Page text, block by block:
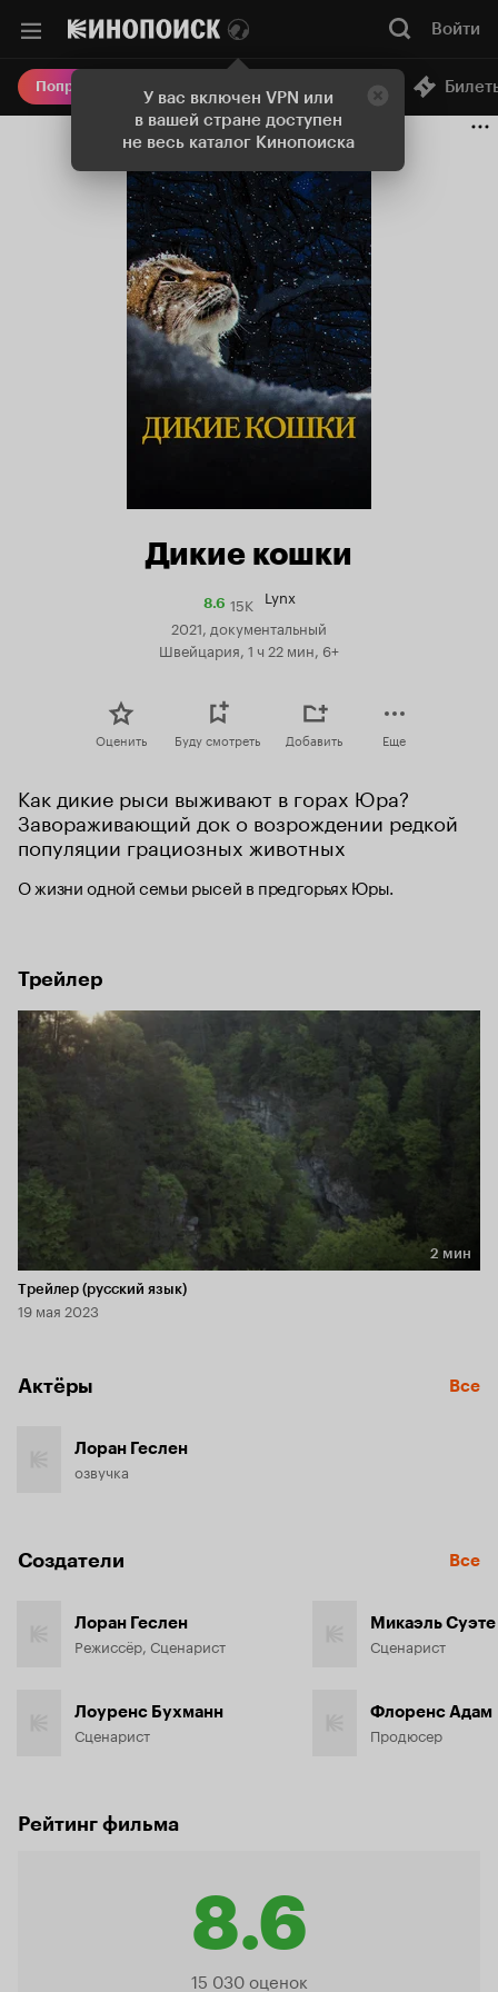
У вас включен VPN или
в вашей стране доступен
не весь каталог Кинопоиска
Войти
Попробовать Плюс Онлайн-кинотеатр
Дикие кошки
8.6Рейтинг
8.6
15K Lynx
2021, документальный
Швейцария, 1 ч 22 мин, 6+
Оценить Буду смотреть Добавить Еще
Как дикие рыси выживают в горах Юра?
Завораживающий док о возрождении редкой
популяции грациозных животных
О жизни одной семьи рысей в предгорьях Юры.
Трейлер
Длительность 2 мин
2 мин
Трейлер (русский язык)
19 мая 2023
Актёры Все
Лоран Геслен
озвучка
Создатели Все
Лоран Геслен
Режиссёр, Сценарист
Лоуренс Бухманн
Сценарист
Микаэль Суэте
Сценарист
Флоренс Адам
Продюсер
Рейтинг фильма
8.6
Рейтинг
15 030 оценок